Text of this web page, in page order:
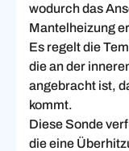
wodurch das
Mantelheizung
Es regelt die
die an der
angebracht ist,
kommt.
Diese Sonde
die eine